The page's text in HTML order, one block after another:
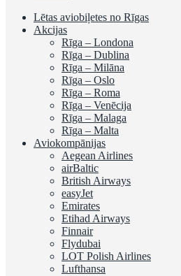
Lētas aviobiļetes no Rīgas
Akcijas
Rīga – Londona
Rīga – Dublina
Rīga – Milāna
Rīga – Oslo
Rīga – Roma
Rīga – Venēcija
Rīga – Malaga
Rīga – Malta
Aviokompānijas
Aegean Airlines
airBaltic
British Airways
easyJet
Emirates
Etihad Airways
Finnair
Flydubai
LOT Polish Airlines
Lufthansa